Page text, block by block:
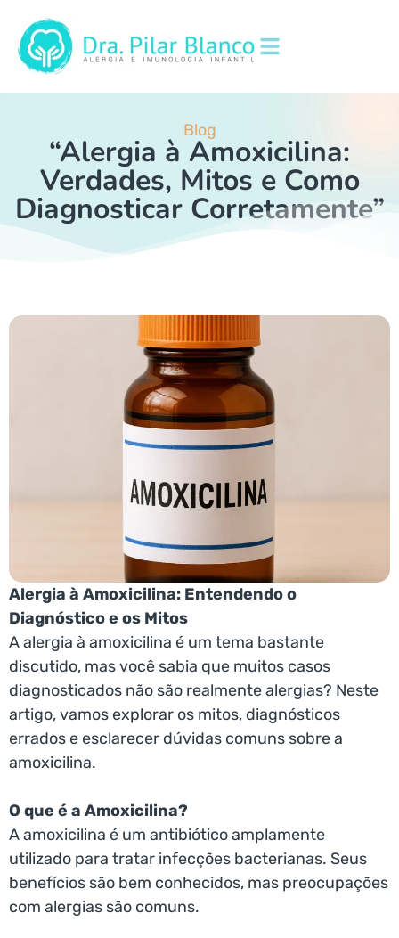
Blog
“Alergia à Amoxicilina:
Verdades, Mitos e Como
Diagnosticar Corretamente”
Alergia à Amoxicilina: Entendendo o
Diagnóstico e os Mitos
A alergia à amoxicilina é um tema bastante
discutido, mas você sabia que muitos casos
diagnosticados não são realmente alergias? Neste
artigo, vamos explorar os mitos, diagnósticos
errados e esclarecer dúvidas comuns sobre a
amoxicilina.
O que é a Amoxicilina?
A amoxicilina é um antibiótico amplamente
utilizado para tratar infecções bacterianas. Seus
benefícios são bem conhecidos, mas preocupações
com alergias são comuns.